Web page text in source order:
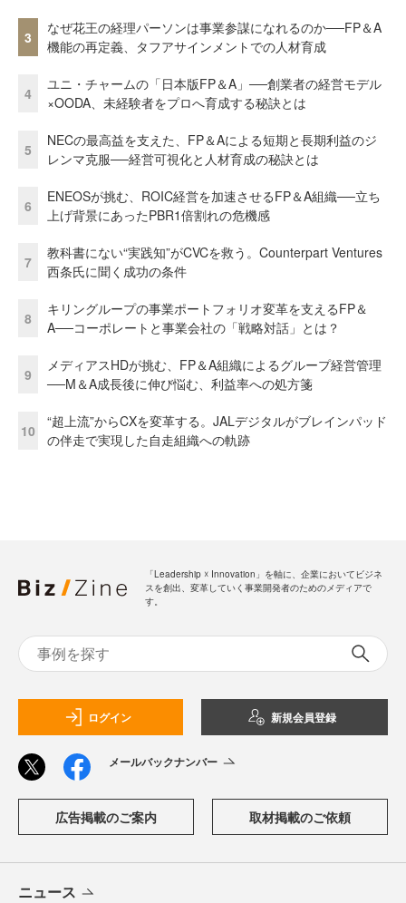
3
なぜ花王の経理パーソンは事業参謀になれるのか──FP＆A
機能の再定義、タフアサインメントでの人材育成
4
ユニ・チャームの「日本版FP＆A」──創業者の経営モデル
×OODA、未経験者をプロへ育成する秘訣とは
5
NECの最高益を支えた、FP＆Aによる短期と長期利益のジ
レンマ克服──経営可視化と人材育成の秘訣とは
6
ENEOSが挑む、ROIC経営を加速させるFP＆A組織──立ち
上げ背景にあったPBR1倍割れの危機感
7
教科書にない“実践知”がCVCを救う。Counterpart Ventures
西条氏に聞く成功の条件
8
キリングループの事業ポートフォリオ変革を支えるFP＆
A──コーポレートと事業会社の「戦略対話」とは？
9
メディアスHDが挑む、FP＆A組織によるグループ経営管理
──M＆A成長後に伸び悩む、利益率への処方箋
10
“超上流”からCXを変革する。JALデジタルがブレインパッド
の伴走で実現した自走組織への軌跡
「Leadership ☓ Innovation」を軸に、企業においてビジネ
スを創出、変革していく事業開発者のためのメディアで
す。
ログイン 新規会員登録
メールバックナンバー
広告掲載のご案内 取材掲載のご依頼
ニュース